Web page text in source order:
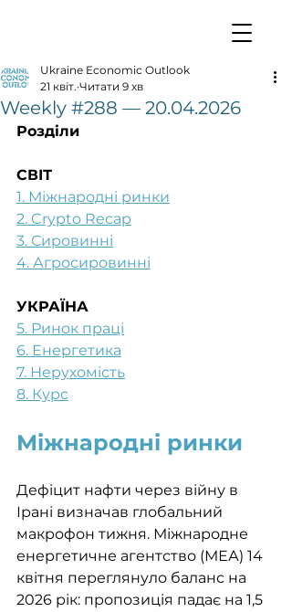
Weekly #288 — 20.04.2026
Ukraine Economic Outlook
21 квіт. Читати 9 хв
Розділи
СВІТ
1. Міжнародні ринки
2. Crypto Recap
3. Сировинні
4. Агросировинні
УКРАЇНА
5. Ринок праці
6. Енергетика
7. Нерухомість
8. Курс
Міжнародні ринки
Дефіцит нафти через війну в
Ірані визначав глобальний
макрофон тижня. Міжнародне
енергетичне агентство (МЕА) 14
квітня переглянуло баланс на
2026 рік: пропозиція падає на 1,5